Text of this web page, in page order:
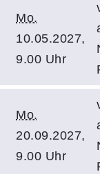
Mo.
10.05.2027,
9.00 Uhr
Mo.
20.09.2027,
9.00 Uhr